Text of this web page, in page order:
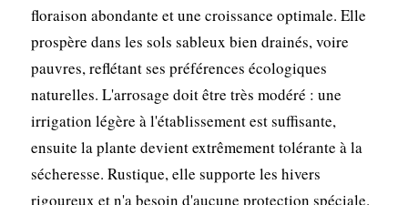
floraison abondante et une croissance optimale. Elle
prospère dans les sols sableux bien drainés, voire
pauvres, reflétant ses préférences écologiques
naturelles. L'arrosage doit être très modéré : une
irrigation légère à l'établissement est suffisante,
ensuite la plante devient extrêmement tolérante à la
sécheresse. Rustique, elle supporte les hivers
rigoureux et n'a besoin d'aucune protection spéciale.